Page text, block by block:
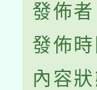
發佈
發佈
內容